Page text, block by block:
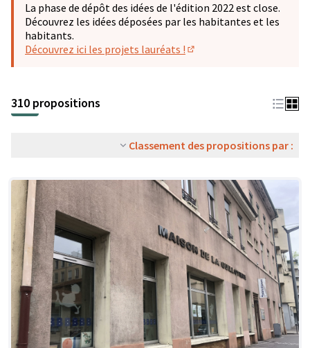
La phase de dépôt des idées de l'édition 2022 est close.
Découvrez les idées déposées par les habitantes et les
habitants.
Découvrez ici les projets lauréats !
310 propositions
Classement des propositions par :